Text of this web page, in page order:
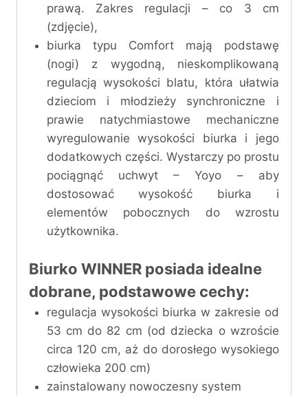
prawą. Zakres regulacji – co 3 cm
(zdjęcie),
biurka typu Comfort mają podstawę
(nogi) z wygodną, nieskomplikowaną
regulacją wysokości blatu, która ułatwia
dzieciom i młodzieży synchroniczne i
prawie natychmiastowe mechaniczne
wyregulowanie wysokości biurka i jego
dodatkowych części. Wystarczy po prostu
pociągnąć uchwyt – Yoyo – aby
dostosować wysokość biurka i
elementów pobocznych do wzrostu
użytkownika.
Biurko WINNER posiada idealne
dobrane, podstawowe cechy:
regulacja wysokości biurka w zakresie od
53 cm do 82 cm (od dziecka o wzroście
circa 120 cm, aż do dorosłego wysokiego
człowieka 200 cm)
zainstalowany nowoczesny system